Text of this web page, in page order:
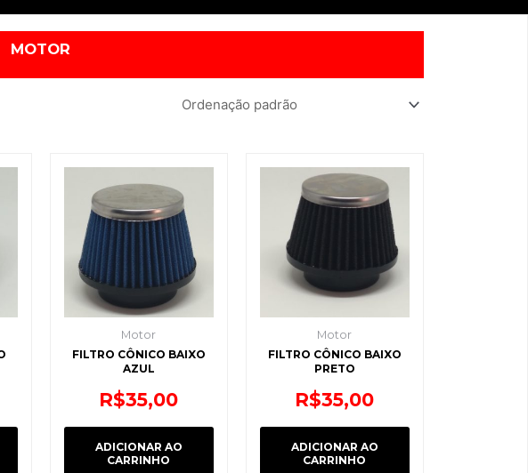
MOTOR
Motor
FILTRO CÔNICO BAIXO
AZUL
R$35,00
ADICIONAR AO
CARRINHO
Motor
FILTRO CÔNICO BAIXO
PRETO
R$35,00
ADICIONAR AO
CARRINHO